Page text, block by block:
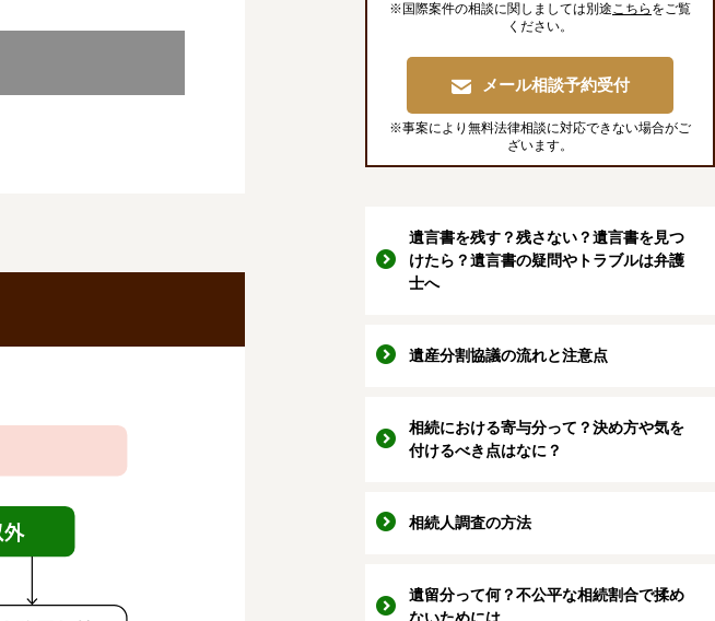
※国際案件の相談に関しましては別途こちら をご覧
ください。
メール相談予約受付
※事案により無料法律相談に対応できない場合がご
ざいます。
遺言書を残す？残さない？遺言書を見つ
けたら？遺言書の疑問やトラブルは弁護
士へ
遺産分割協議の流れと注意点
相続における寄与分って？決め方や気を
付けるべき点はなに？
相続人調査の方法
遺留分って何？不公平な相続割合で揉め